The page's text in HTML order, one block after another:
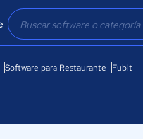
Software para Restaurante Fubit